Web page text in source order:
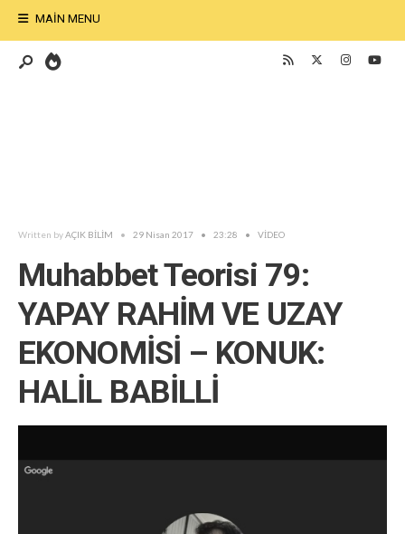
MAIN MENU
Written byAÇIK BİLİM • 29 Nisan 2017 • 23:28 • VİDEO
Muhabbet Teorisi 79:
YAPAY RAHİM VE UZAY
EKONOMİSİ – KONUK:
HALİL BABİLLİ